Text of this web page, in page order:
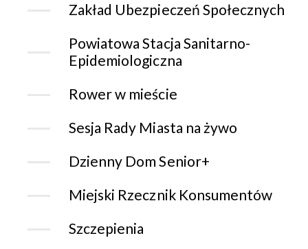
Zakład Ubezpieczeń Społecznych
Powiatowa Stacja Sanitarno-
Epidemiologiczna
Rower w mieście
Sesja Rady Miasta na żywo
Dzienny Dom Senior+
Miejski Rzecznik Konsumentów
Szczepienia